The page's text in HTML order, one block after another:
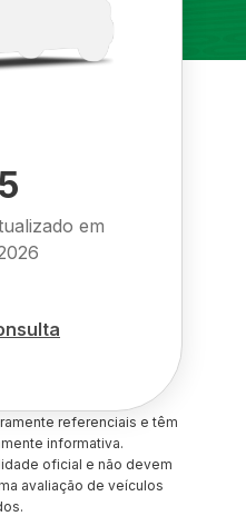
em
referenciais e têm
informativa.
oficial e não devem
avaliação de veículos